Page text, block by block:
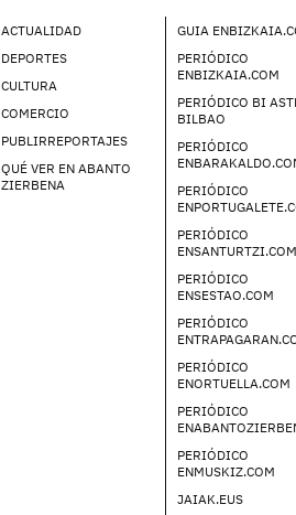
ACTUALIDAD
DEPORTES
CULTURA
COMERCIO
PUBLIRREPORTAJES
QUÉ VER EN ABANTO
ZIERBENA
GUIA
PERIÓDICO
ENBIZKAIA.COM
PERIÓDICO BI
BILBAO
PERIÓDICO
PERIÓDICO
PERIÓDICO
ENSANTURTZI.COM
PERIÓDICO
ENSESTAO.COM
PERIÓDICO
PERIÓDICO
ENORTUELLA.COM
PERIÓDICO
PERIÓDICO
ENMUSKIZ.COM
JAIAK.EUS